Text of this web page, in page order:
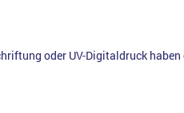
oder UV-Digitaldruck